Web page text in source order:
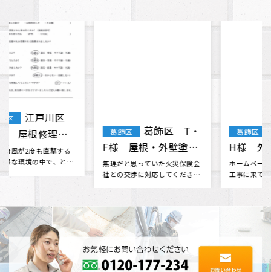
葛飾区
葛飾区 T・
F様 屋根・外壁塗
装 棟板金工事 天窓
ガラス交換
無理だと思っていた火災保険会
社との交渉に対応してくださっ
葛飾区
葛飾区 T・
H様 外壁塗装 屋根
塗装 付帯部塗装
ホームページから問い合わせて
工事に来てもらいました。 他の